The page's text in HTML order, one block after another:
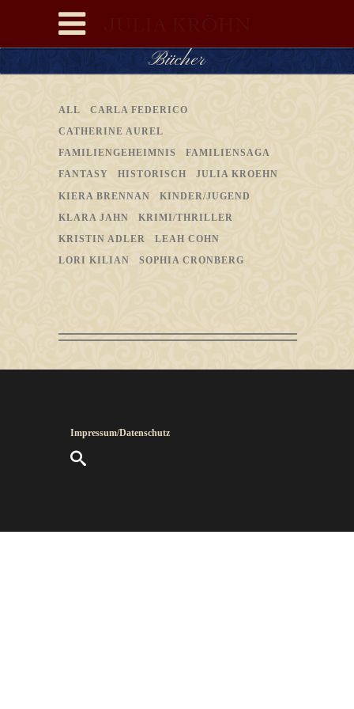
Bücher
ALL
CARLA FEDERICO
CATHERINE AUREL
FAMILIENGEHEIMNIS
FAMILIENSAGA
FANTASY
HISTORISCH
JULIA KROEHN
KIERA BRENNAN
KINDER/JUGEND
KLARA JAHN
KRIMI/THRILLER
KRISTIN ADLER
LEAH COHN
LORI KILIAN
SOPHIA CRONBERG
Impressum/Datenschutz